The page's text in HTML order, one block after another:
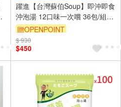
躍進【台灣蘇伯Soup】即沖即食
沖泡湯 12口味一次嚐 36包/組
12種各3 蛋花湯 特色湯品 3秒快
沖 即沖即食 速食湯 沖泡湯品 蘇
伯 湯塊 非素食
贈OPENPOINT
$ 930
$450